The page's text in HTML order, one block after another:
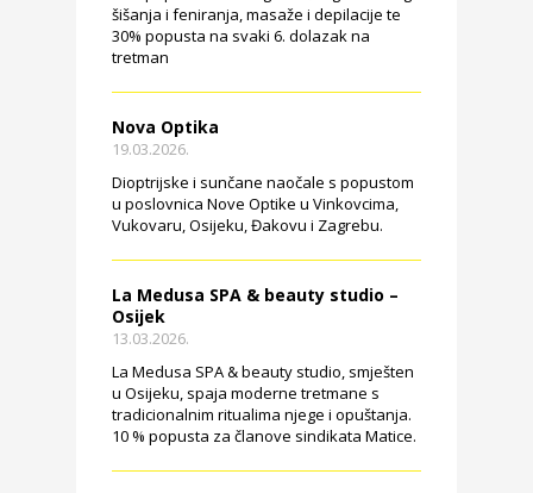
šišanja i feniranja, masaže i depilacije te
30% popusta na svaki 6. dolazak na
tretman
Nova Optika
19.03.2026.
Dioptrijske i sunčane naočale s popustom
u poslovnica Nove Optike u Vinkovcima,
Vukovaru, Osijeku, Đakovu i Zagrebu.
La Medusa SPA & beauty studio –
Osijek
13.03.2026.
La Medusa SPA & beauty studio, smješten
u Osijeku, spaja moderne tretmane s
tradicionalnim ritualima njege i opuštanja.
10 % popusta za članove sindikata Matice.